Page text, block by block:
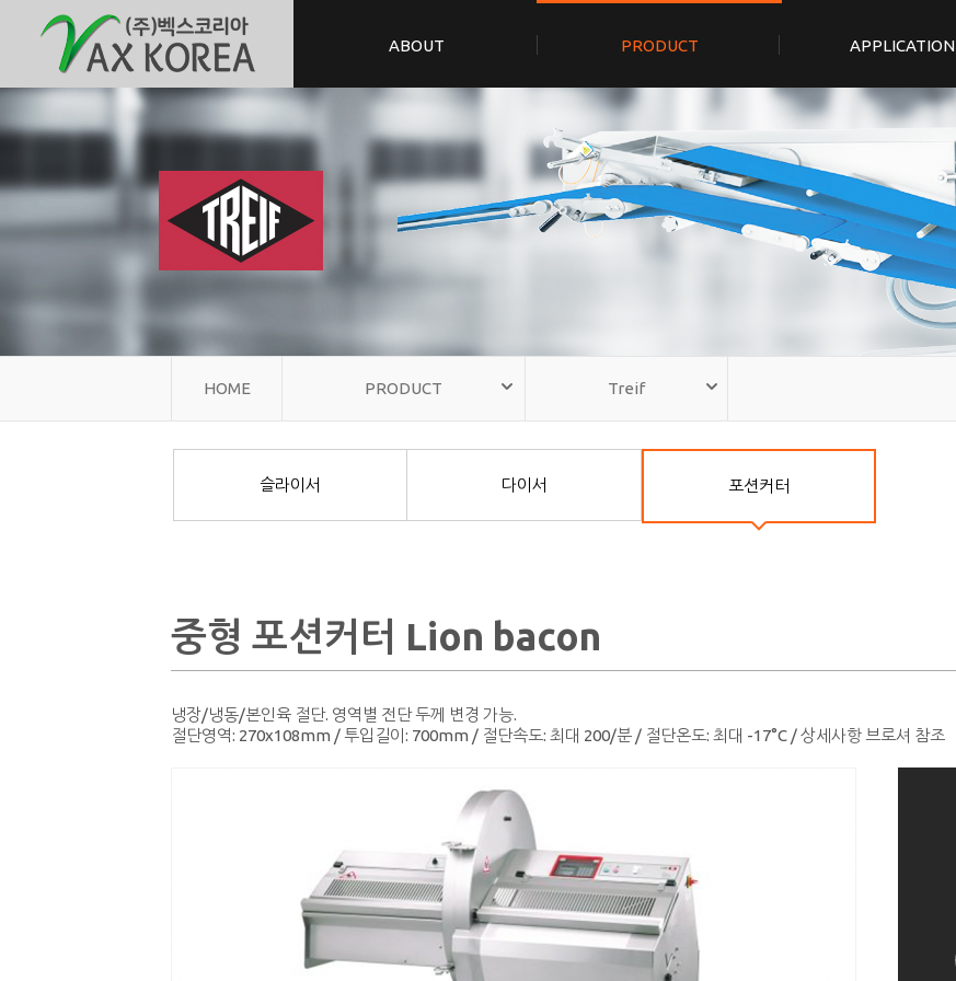
ABOUT PRODUCT APPLICATION
HOME PRODUCT Treif
슬라이서 다이서 포션커터
중형 포션커터 Lion bacon
냉장/냉동/본인육 절단. 영역별 전단 두께 변경 가능.
절단영역: 270x108mm / 투입길이: 700mm / 절단속도: 최대 200/분 / 절단온도: 최대 -17°C / 상세사항 브로셔 참조